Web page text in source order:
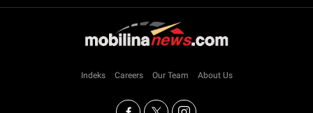
Indeks Careers Our Team About Us